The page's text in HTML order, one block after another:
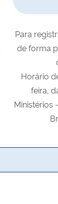
Para
de forma
Horário
feira,
Ministérios